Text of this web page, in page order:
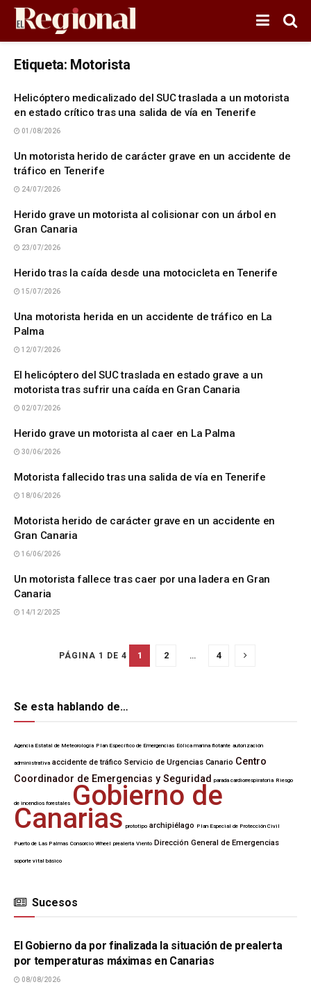
Etiqueta: Motorista
Helicóptero medicalizado del SUC traslada a un motorista
en estado crítico tras una salida de vía en Tenerife
01/08/2026
Un motorista herido de carácter grave en un accidente de
tráfico en Tenerife
24/07/2026
Herido grave un motorista al colisionar con un árbol en
Gran Canaria
23/07/2026
Herido tras la caída desde una motocicleta en Tenerife
15/07/2026
Una motorista herida en un accidente de tráfico en La
Palma
12/07/2026
El helicóptero del SUC traslada en estado grave a un
motorista tras sufrir una caída en Gran Canaria
02/07/2026
Herido grave un motorista al caer en La Palma
30/06/2026
Motorista fallecido tras una salida de vía en Tenerife
18/06/2026
Motorista herido de carácter grave en un accidente en
Gran Canaria
16/06/2026
Un motorista fallece tras caer por una ladera en Gran
Canaria
14/12/2025
PÁGINA 1 DE 4 1 2 … 4
Se esta hablando de…
Agencia Estatal de Meteorología Plan Específico de Emergencias Eólica marina flotante autorización
administrativa accidente de tráfico Servicio de Urgencias Canario Centro
Coordinador de Emergencias y Seguridad parada cardiorrespiratoria Riesgo
de incendios forestales Gobierno de
Canarias prototipo archipiélago Plan Especial de Protección Civil
Puerto de Las Palmas Consorcio Wheel prealerta Viento Dirección General de Emergencias
soporte vital básico
Sucesos
SUCESOS
El Gobierno da por finalizada la situación de prealerta
por temperaturas máximas en Canarias
08/08/2026